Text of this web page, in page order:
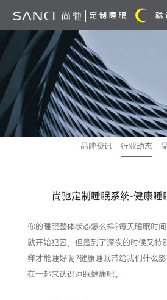
品牌资讯 行业动态
尚驰定制睡眠系统-健康睡
你的睡眠整体状态怎么样?每天睡眠时
就开始犯困，但是到了深夜的时候又特
样才能睡好呢?健康睡眠带给我们什么
在一起来认识睡眠健康吧。